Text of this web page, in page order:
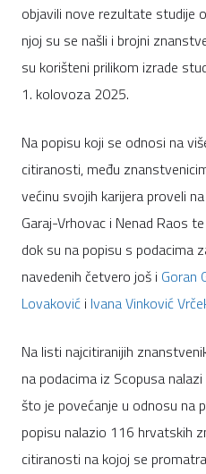
objavili nove rezultate studije
njoj su se našli i brojni
su korišteni prilikom izrade
1. kolovoza 2025.
Na popisu koji se odnosi na
citiranosti, među
većinu svojih karijera proveli
Garaj-Vrhovac i Nenad Raos
dok su na popisu s podacima
navedenih četvero još i Goran
Lovaković i Ivana Vinković
Na listi najcitiranijih
na podacima iz Scopusa
što je povećanje u odnosu na
popisu nalazio 116 hrvatskih
citiranosti na kojoj se